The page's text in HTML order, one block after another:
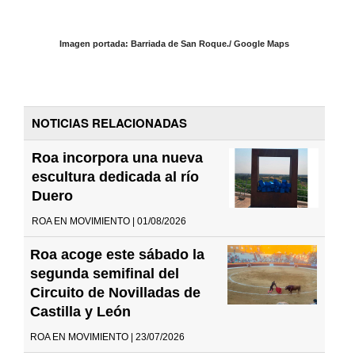
Imagen portada: Barriada de San Roque./ Google Maps
NOTICIAS RELACIONADAS
Roa incorpora una nueva
escultura dedicada al río
Duero
ROA EN MOVIMIENTO | 01/08/2026
Roa acoge este sábado la
segunda semifinal del
Circuito de Novilladas de
Castilla y León
ROA EN MOVIMIENTO | 23/07/2026